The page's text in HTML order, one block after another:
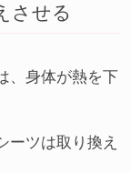
させる
、身体が熱を下
ーツは取り換え